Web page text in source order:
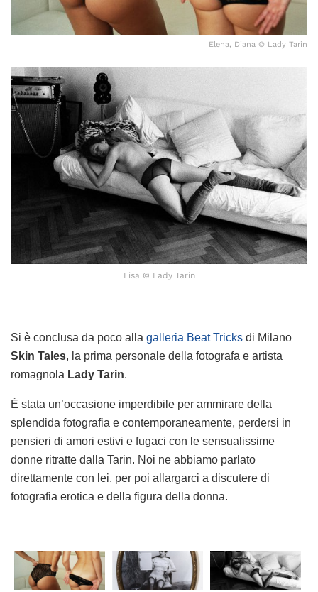
Elena, Diana © Lady Tarin
Lisa © Lady Tarin
Si è conclusa da poco alla galleria Beat Tricks di Milano
Skin Tales, la prima personale della fotografa e artista
romagnola Lady Tarin.
È stata un’occasione imperdibile per ammirare della
splendida fotografia e contemporaneamente, perdersi in
pensieri di amori estivi e fugaci con le sensualissime
donne ritratte dalla Tarin. Noi ne abbiamo parlato
direttamente con lei, per poi allargarci a discutere di
fotografia erotica e della figura della donna.